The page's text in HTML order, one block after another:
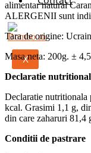
X
alimentar natural
ALERGENII sunt
Tara de origine:
Masa neta: 200g. ±
Declaratie
Declaratie nutritionala
kcal. Grasimi 1,1 g,
din care zaharuri 81,4
Conditii de pastrare